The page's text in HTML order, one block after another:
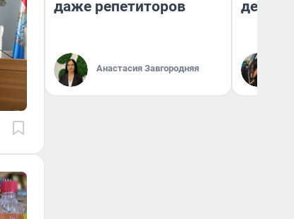
даже репетиторов
Анастасия Завгородняя